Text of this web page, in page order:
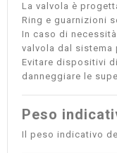
La valvola è
Ring e guarnizioni
In caso di
valvola dal sistema
Evitare dispositivi
danneggiare le
Peso
Il peso indicativo